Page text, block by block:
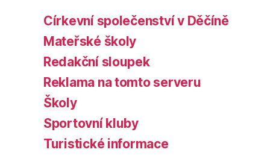
Církevní společenství v Děčíně
Mateřské školy
Redakční sloupek
Reklama na tomto serveru
Školy
Sportovní kluby
Turistické informace